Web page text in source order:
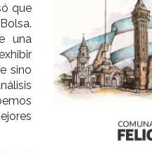
que
una
sino